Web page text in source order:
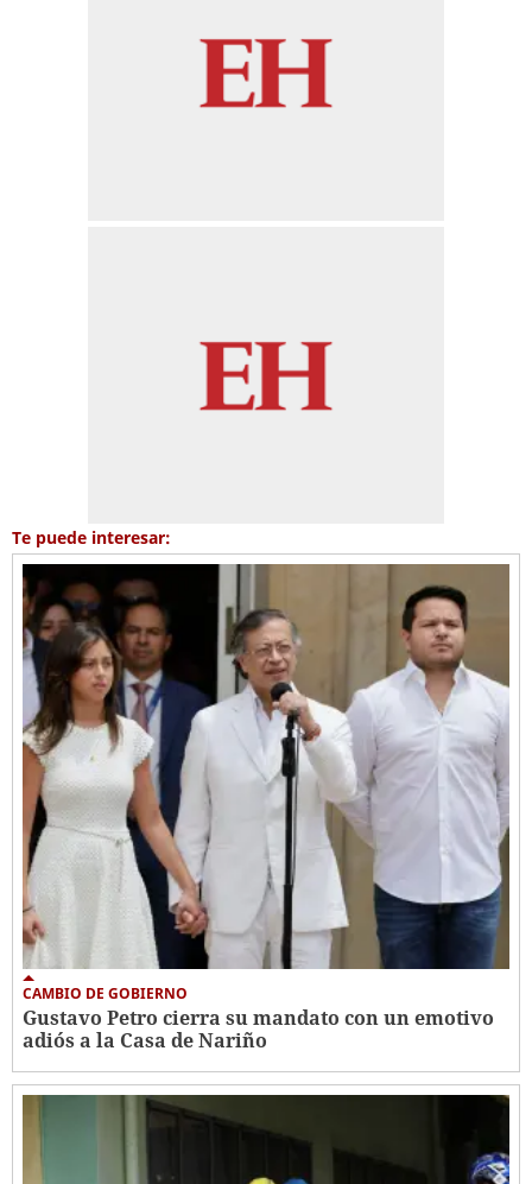
Te puede interesar:
CAMBIO DE GOBIERNO
Gustavo Petro cierra su mandato con un emotivo
adiós a la Casa de Nariño